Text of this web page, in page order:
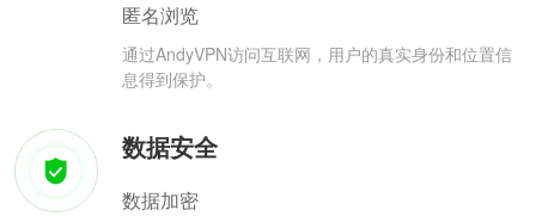
匿名浏览
通过AndyVPN访问互联网，用户的真实身份和位置信
息得到保护。
数据安全
数据加密